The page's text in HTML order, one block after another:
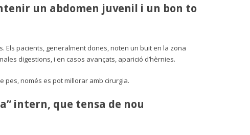
un abdomen juvenil i un bon to
Els pacients, generalment dones, noten un buit en la zona
digestions, i en casos avançats, aparició d’hèrnies.
només es pot millorar amb cirurgia.
intern, que tensa de nou